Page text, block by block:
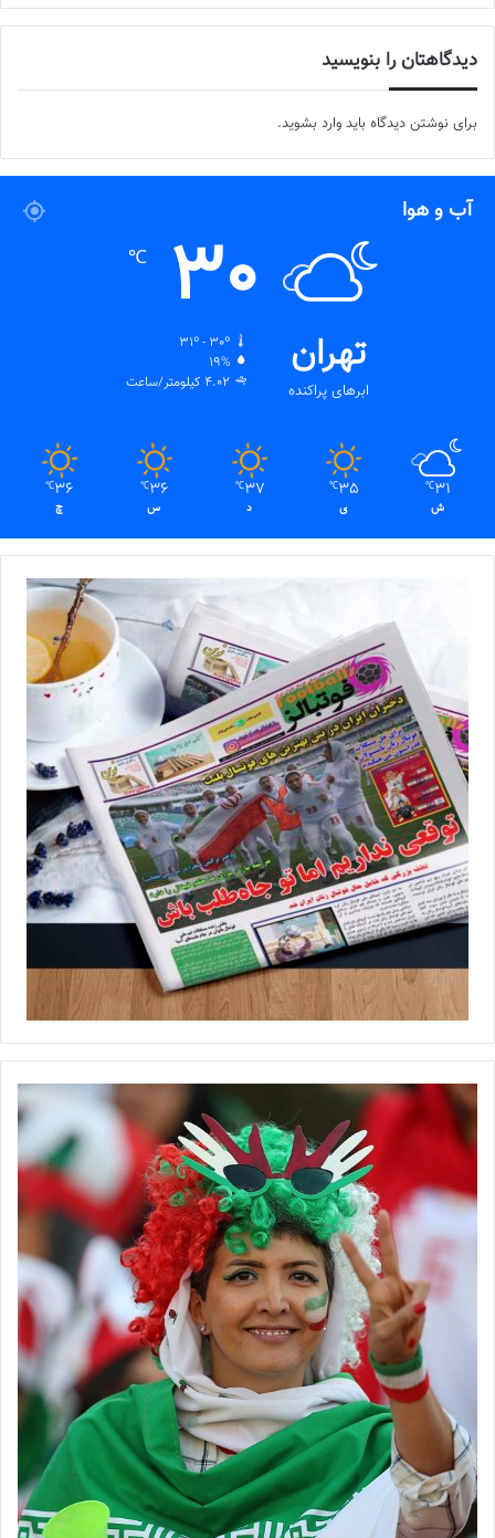
دیدگاهتان را بنویسید
برای نوشتن دیدگاه باید وارد بشوید.
آب و هوا
تهران
ابرهای پراکنده
30
℃
31º - 30º
19%
4.02 کیلومتر/ساعت
31
℃
ش
35
℃
ی
37
℃
د
36
℃
س
36
℃
چ